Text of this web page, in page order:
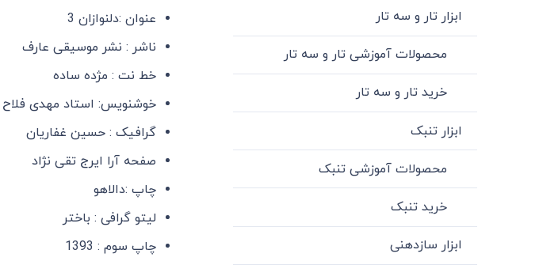
عنوان :دلنوازان 3
ناشر : نشر موسیقی عارف
خط نت : مژده ساده
خوشنویس: استاد مهدی فلاح
گرافیک : حسین غفاریان
صفحه آرا ایرج تقی نژاد
چاپ :دالاهو
لیتو گرافی : باختر
چاپ سوم : 1393
ابزار تار و سه تار
محصولات آموزشی تار و سه تار
خرید تار و سه تار
ابزار تنبک
محصولات آموزشی تنبک
خرید تنبک
ابزار سازدهنی